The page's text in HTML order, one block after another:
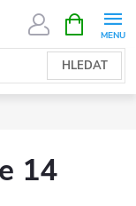
HLEDAT
NÁKUPNÍ
KOŠÍK
14